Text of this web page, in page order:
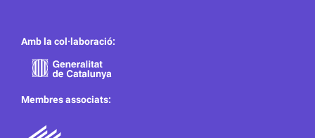
Amb la col·laboració:
Membres associats: